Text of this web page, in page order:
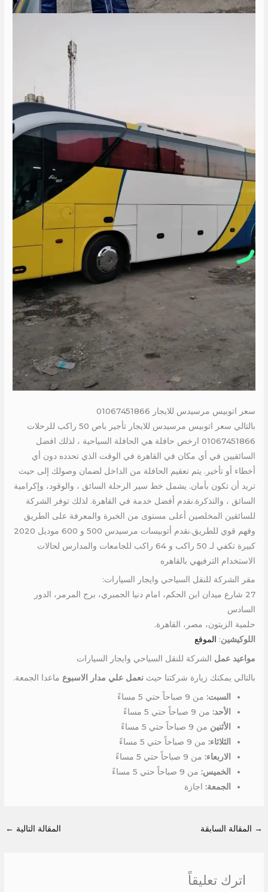
سعر اتوبيس مرسيدس للايجار 01067451866
بالتالي سعر اتوبيس مرسيدس للايجار تأجير باص 50 راكب للرحلات
01067451866 ارخص حافلة هي الحافلة السياحية ، لذلك افضل
السائقيين في أي مكان في القاهرة في الوقت الذي تحدده دون أي
أخطاء أو تأخير. يتم تعقيم الحافلة من الداخل لضمان وصولك إلى حيث
تريد أن تكون بأمان. يشمل خط سير الرحلة السائق ، والوقود، وإكرامية
السائق ، والتذكرة.نقدم أفضل خدمة في القاهرة. لذلك توفر الشركة
للسائقين المخلصين أعلى مستوى من الخبرة والمعرفة على الطريق
وفهم قوي للطريق.نقدم أتوبيسات مرسيدس 500 و 600 موديل 2020
كبيرة تكفي لـ 50 راكب و 64 راكب للجامعات والمدارس لحالات
الاستخدام الترفيهي بالقاهره
مقر الشركة للنقل السياحي وايجار السيارات:
27 شارع ميدان ابن الحكم، امام دنيا الجمبري، برج المرمر، الدور
السادس
حلمية الزيتون، مصر، القاهرة.
اللوكيشين: الموقع
مواعيد عمل الشركة للنقل السياحي وايجار السيارات
بالتالي يمكنك زيارة شركتنا حيثنعمل علي مدار الاسبوع ماعدا الجمعة.
السبت: من 9 صباحاً حتي 5 مساءً
الأحد: من 9 صباحاً حتي 5 مساءً
الأثنين من 9 صباحاً حتي 5 مساءً
الثلاثاء: من 9 صباحاً حتي 5 مساءً
الاربعاء: من 9 صباحاً حتي 5 مساءً
الخميس: من 9 صباحاً حتي 5 مساءً
الجمعة: اجازة
→ المقالة السابقة المقالة التالية ←
اترك تعليقاً